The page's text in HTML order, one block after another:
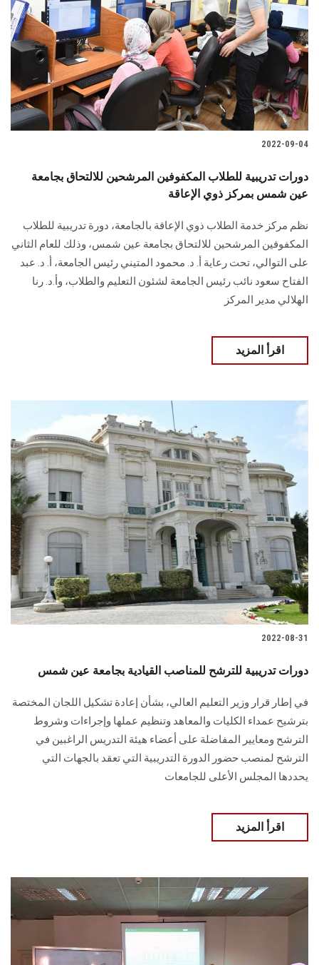
2022-09-04
دورات تدريبية للطلاب المكفوفين المرشحين للالتحاق بجامعة
عين شمس بمركز ذوي الإعاقة
نظم مركز خدمة الطلاب ذوي الإعاقة بالجامعة، دورة تدريبية للطلاب
المكفوفين المرشحين للالتحاق بجامعة عين شمس، وذلك للعام الثاني
على التوالي، تحت رعاية أ. د. محمود المتيني رئيس الجامعة، أ. د. عبد
الفتاح سعود نائب رئيس الجامعة لشئون التعليم والطلاب، وأ.د. رنا
الهلالي مدير المركز
اقرأ المزيد
2022-08-31
دورات تدريبية للترشح للمناصب القيادية بجامعة عين شمس
في إطار قرار وزير التعليم العالي، بشأن إعادة تشكيل اللجان المختصة
بترشيح عمداء الكليات والمعاهد وتنظيم عملها وإجراءات وشروط
الترشح ومعايير المفاضلة على أعضاء هيئة التدريس الراغبين في
الترشح لمنصب حضور الدورة التدريبية التي تعقد بالجهات التي
يحددها المجلس الأعلى للجامعات
اقرأ المزيد